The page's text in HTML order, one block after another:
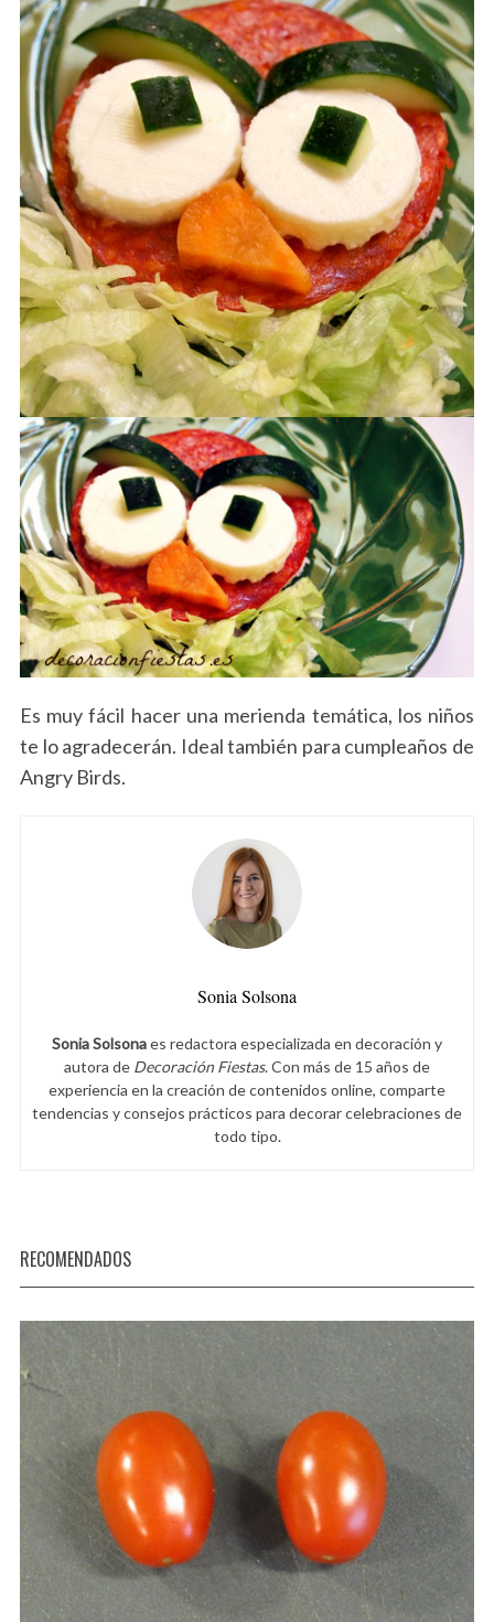
Es muy fácil hacer una merienda temática, los niños
te lo agradecerán. Ideal también para cumpleaños de
Angry Birds.
Sonia Solsona
Sonia Solsonaes redactora especializada en decoración y
autora de Decoración Fiestas. Con más de 15 años de
experiencia en la creación de contenidos online, comparte
tendencias y consejos prácticos para decorar celebraciones de
todo tipo.
RECOMENDADOS